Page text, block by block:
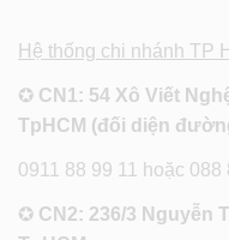
Hệ thống chi nhánh TP
✪ CN1: 54 Xô Viết
TpHCM (đối diện
0911 88 99 11 hoặc 088
✪ CN2: 236/3 Nguyễn